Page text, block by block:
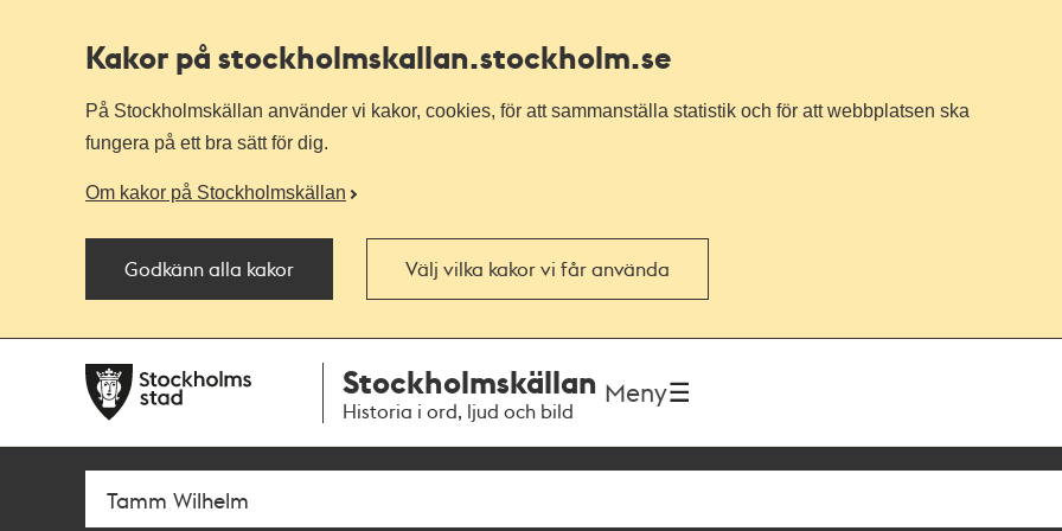
Kakor på stockholmskallan.stockholm.se
På Stockholmskällan använder vi kakor, cookies, för att sammanställa statistik och för att webbplatsen ska
fungera på ett bra sätt för dig.
Om kakor på Stockholmskällan
Godkänn alla kakor Välj vilka kakor vi får använda
navigationen
huvudinnehållet
Stockholmskällan
Historia i ord, ljud och bild
Meny
Sök